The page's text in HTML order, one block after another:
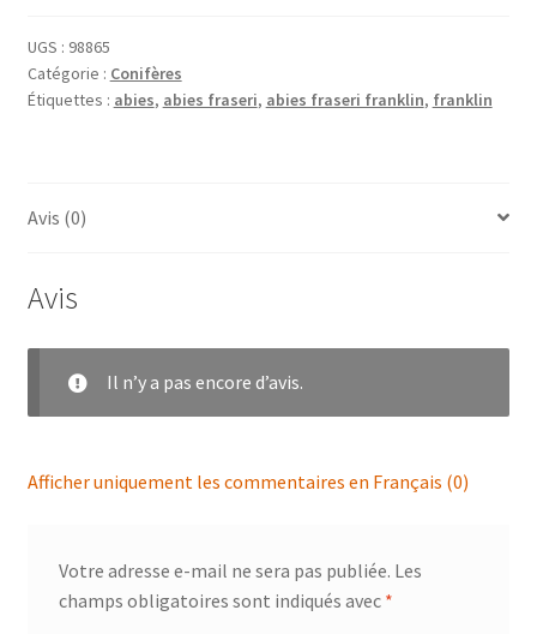
UGS : 98865
Catégorie : Conifères
Étiquettes : abies, abies fraseri, abies fraseri franklin, franklin
Avis (0)
Avis
Il n’y a pas encore d’avis.
Afficher uniquement les commentaires en Français (0)
Votre adresse e-mail ne sera pas publiée. Les
champs obligatoires sont indiqués avec *